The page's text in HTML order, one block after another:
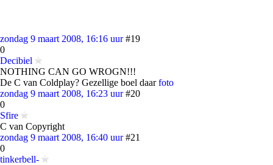
zondag 9 maart 2008, 16:16 uur #19
0
Decibiel
NOTHING CAN GO WROGN!!!
De C van Coldplay? Gezellige boel daarfoto
zondag 9 maart 2008, 16:23 uur #20
0
Sfire
C van Copyright
zondag 9 maart 2008, 16:40 uur #21
0
tinkerbell-